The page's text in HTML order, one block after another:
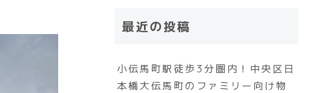
最近の投稿
小伝馬町駅徒歩3分圏内！中央区日
本橋大伝馬町のファミリー向け物